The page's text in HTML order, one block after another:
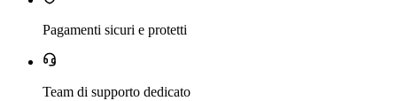
Pagamenti sicuri e protetti
Team di supporto dedicato